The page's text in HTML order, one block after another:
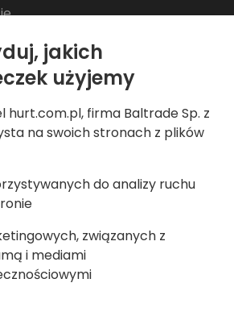
pytania
jakich
użyjemy
hurt.com.pl, firma Baltrade Sp. z
na swoich stronach z plików
do analizy ruchu
związanych z
i mediami